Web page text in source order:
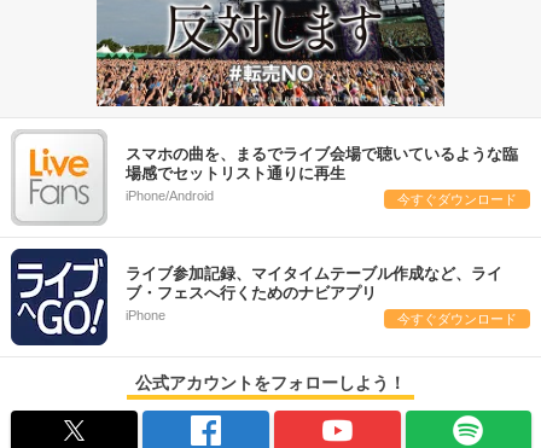
スマホの曲を、まるでライブ会場で聴いているような臨
場感でセットリスト通りに再生
iPhone/Android 今すぐダウンロード
ライブ参加記録、マイタイムテーブル作成など、ライ
ブ・フェスへ行くためのナビアプリ
iPhone 今すぐダウンロード
公式アカウントをフォローしよう！